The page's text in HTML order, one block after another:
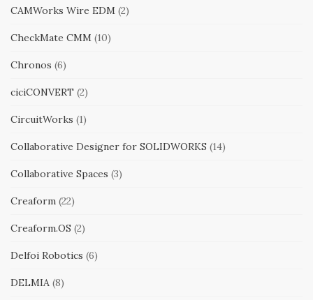
CAMWorks Wire EDM (2)
CheckMate CMM (10)
Chronos (6)
ciciCONVERT (2)
CircuitWorks (1)
Collaborative Designer for SOLIDWORKS (14)
Collaborative Spaces (3)
Creaform (22)
Creaform.OS (2)
Delfoi Robotics (6)
DELMIA (8)